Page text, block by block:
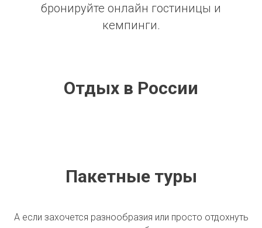
бронируйте онлайн гостиницы и
кемпинги.
Отдых в России
Пакетные туры
А если захочется разнообразия или просто отдохнуть